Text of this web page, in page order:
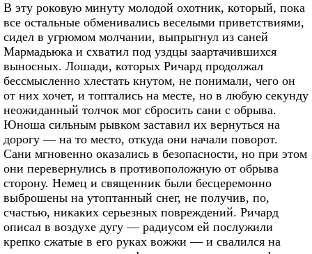
В эту роковую минуту молодой охотник, который, пока
все остальные обменивались веселыми приветствиями,
сидел в угрюмом молчании, выпрыгнул из саней
Мармадьюка и схватил под уздцы заартачившихся
выносных. Лошади, которых Ричард продолжал
бессмысленно хлестать кнутом, не понимали, чего он
от них хочет, и топтались на месте, но в любую секунду
неожиданный толчок мог сбросить сани с обрыва.
Юноша сильным рывком заставил их вернуться на
дорогу — на то место, откуда они начали поворот.
Сани мгновенно оказались в безопасности, но при этом
они перевернулись в противоположную от обрыва
сторону. Немец и священник были бесцеремонно
выброшены на утоптанный снег, не получив, по,
счастью, никаких серьезных повреждений. Ричард
описал в воздухе дугу — радиусом ей послужили
крепко сжатые в его руках вожжи — и свалился на